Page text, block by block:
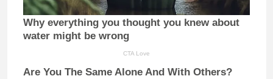
Why everything you thought you knew about
water might be wrong
CTA Love
Are You The Same Alone And With Others?